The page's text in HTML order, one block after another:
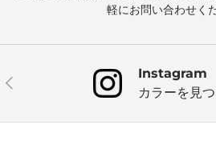
軽にお問い合わせく
前
Instagram
カラーを見つ